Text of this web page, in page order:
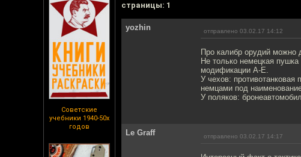
Советские
учебники 1940-50х
годов
cтраницы: 1
yozhin отправлено 03.02.17 14:12
Про калибр орудий можно
Не только немецкая
модификации А-E.
У чехов: противотанковая
немцами под
У поляков:
Le Graff отправлено 03.02.17 14:17